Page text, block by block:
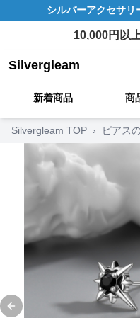
シルバーアクセサリ
10,000円以
Silvergleam
新着商品 商
Silvergleam TOP › ピアス
Previous slide